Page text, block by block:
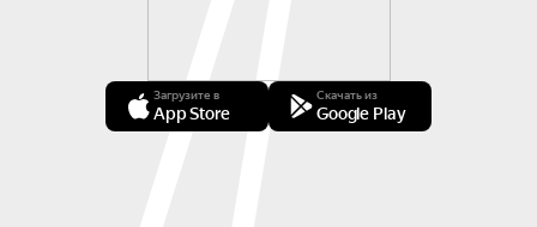
Загрузите в
App Store
Скачать из
Google Play